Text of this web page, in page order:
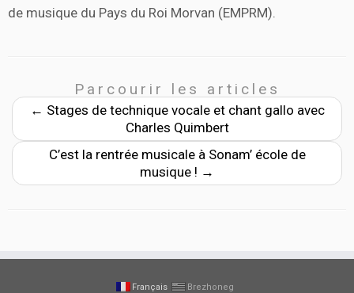
de musique du Pays du Roi Morvan (EMPRM).
Parcourir les articles
← Stages de technique vocale et chant gallo avec
Charles Quimbert
C’est la rentrée musicale à Sonam’ école de
musique ! →
Français Brezhoneg